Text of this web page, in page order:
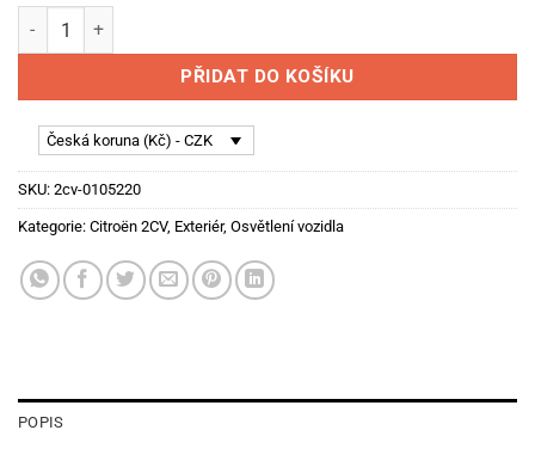
Citroën 2CV - žárovky - sada náhradních žárovek - 12V
PŘIDAT DO KOŠÍKU
Česká koruna (Kč) - CZK
SKU: 2cv-0105220
Kategorie: Citroën 2CV, Exteriér, Osvětlení vozidla
POPIS